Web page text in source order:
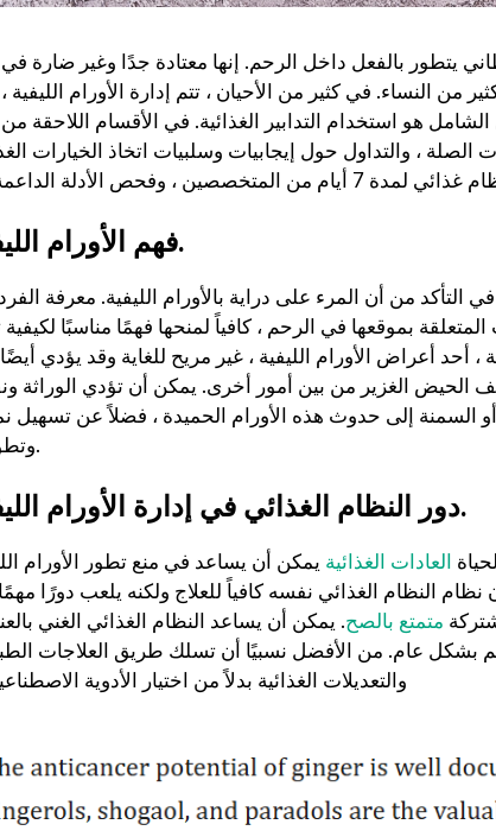
يتطور بالفعل داخل الرحم. إنها معتادة جدًا وغير ضارة في
من النساء. في كثير من الأحيان ، تتم إدارة الأورام الليفية ،
هو استخدام التدابير الغذائية. في الأقسام اللاحقة من
، والتداول حول إيجابيات وسلبيات اتخاذ الخيارات
فهم الأورام الليفية.
من أن المرء على دراية بالأورام الليفية. معرفة
بموقعها في الرحم ، كافياً لمنحها فهمًا مناسبًا لكيفية
أعراض الأورام الليفية ، غير مريح للغاية وقد يؤدي
الحيض الغزير من بين أمور أخرى. يمكن أن تؤدي الوراثة
السمنة إلى حدوث هذه الأورام الحميدة ، فضلاً عن تسهيل
وتطورها.
دور النظام الغذائي في إدارة الأورام الليفية.
العادات الغذائية يمكن أن يساعد في منع تطور الأورام
النظام الغذائي نفسه كافياً للعلاج ولكنه يلعب دورًا
متمتع بالصح. يمكن أن يساعد النظام الغذائي الغني
بشكل عام. من الأفضل نسبيًا أن تسلك طريق العلاجات
والتعديلات الغذائية بدلاً من اختيار الأدوية
P
بيوش ياداف
قبل عام